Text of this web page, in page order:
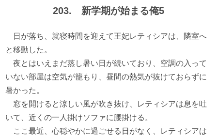
203. 新学期が始まる俺5
日が落ち、就寝時間を迎えて王妃レティシアは、隣室へ
と移動した。
夜とはいえまだ蒸し暑い日が続いており、空調の入って
いない部屋は空気が籠もり、昼間の熱気が抜けておらずに
暑かった。
窓を開けると涼しい風が吹き抜け、レティシアは息を吐
いて、近くの一人掛けソファに腰掛ける。
ここ最近、心穏やかに過ごせる日がなく、レティシアは